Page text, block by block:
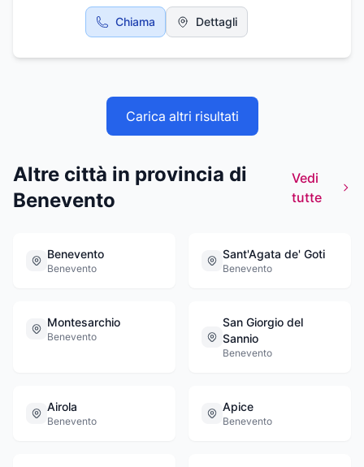
produzione di energia da fonti rinnovabili ed
in ambito industriale
Chiama Dettagli
Carica altri risultati
Altre città in provincia di
Benevento
Vedi
tutte
Benevento
Benevento
Sant'Agata de' Goti
Benevento
Montesarchio
Benevento
San Giorgio del
Sannio
Benevento
Airola
Benevento
Apice
Benevento